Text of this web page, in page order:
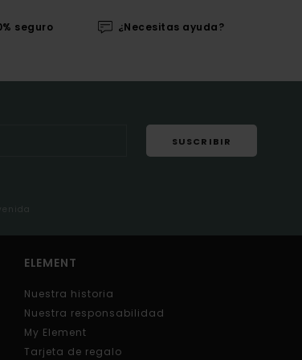
seguro ¿Necesitas ayuda?
SUSCRIBIR
ELEMENT
Nuestra historia
Nuestra responsabilidad
My Element
Tarjeta de regalo